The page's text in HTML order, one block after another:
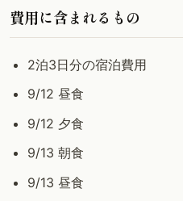
費用に含まれるもの
2泊3日分の宿泊費用
9/12 昼食
9/12 夕食
9/13 朝食
9/13 昼食